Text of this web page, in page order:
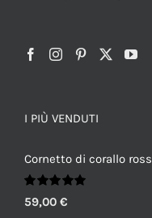
I PIÙ VENDUTI
Cornetto di corallo
Valutato
5.00 su 5
59,00 €